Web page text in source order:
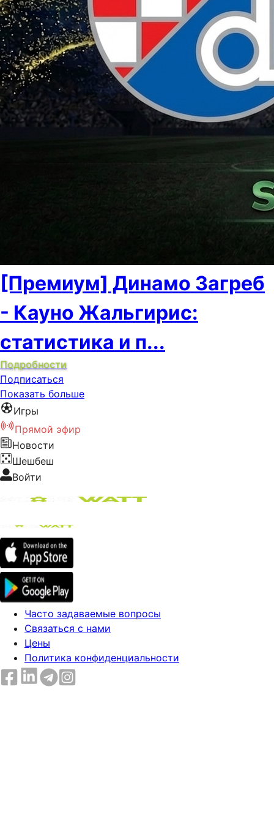
[Премиум] Динамо Загреб
- Кауно Жальгирис:
статистика и п...
Подробности
Подписаться
Показать больше
Игры
Прямой эфир
Новости
Шешбеш
Войти
Часто задаваемые вопросы
Связаться с нами
Цены
Политика конфиденциальности